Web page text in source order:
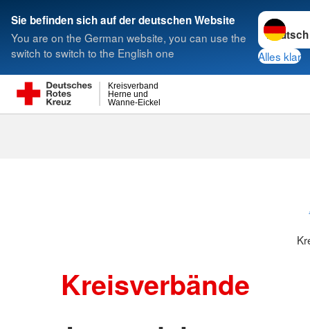
Sie befinden sich auf der deutschen Website
You are on the German website, you can use the
switch to switch to the English one
Sprache
Alles klar
Wanne-Eickel
Herne und
Kreisverband
Suche
Kreisverbände